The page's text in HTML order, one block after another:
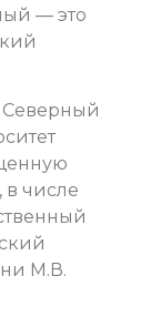
— это
Северный
числе
М.В.